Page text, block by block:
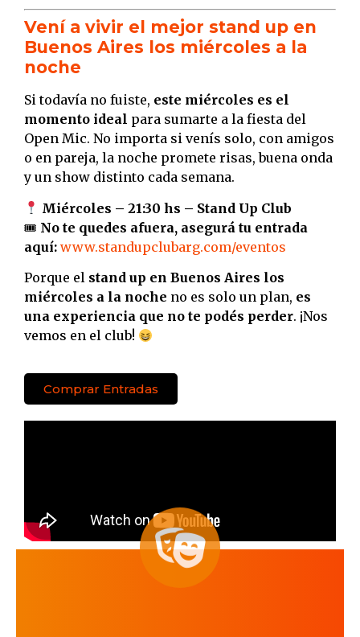
Vení a vivir el mejor stand up en
Buenos Aires los miércoles a la
noche
Si todavía no fuiste, este miércoles es el
momento ideal para sumarte a la fiesta del
Open Mic. No importa si venís solo, con amigos
o en pareja, la noche promete risas, buena onda
y un show distinto cada semana.
Miércoles – 21:30 hs – Stand Up Club
🎟 No te quedes afuera, asegurá tu entrada
aquí: www.standupclubarg.com/eventos
Porque el stand up en Buenos Aires los
miércoles a la noche no es solo un plan, es
una experiencia que no te podés perder. ¡Nos
vemos en el club!
Comprar Entradas